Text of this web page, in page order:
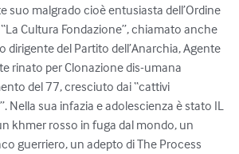
suo malgrado cioè entusiasta dell’Ordine
Cultura Fondazione”, chiamato anche
dirigente del Partito dell’Anarchia, Agente
rinato per Clonazione dis-umana
del 77, cresciuto dai “cattivi
Nella sua infazia e adolescienza è stato IL
khmer rosso in fuga dal mondo, un
guerriero, un adepto di The Process